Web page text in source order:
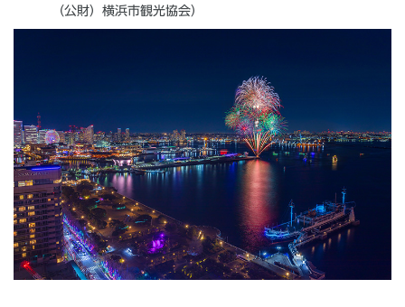
（公財）横浜市観光協会）